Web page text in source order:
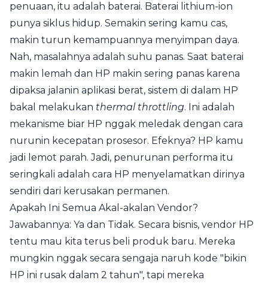
penuaan, itu adalah baterai. Baterai lithium-ion
punya siklus hidup. Semakin sering kamu cas,
makin turun kemampuannya menyimpan daya.
Nah, masalahnya adalah suhu panas. Saat baterai
makin lemah dan HP makin sering panas karena
dipaksa jalanin aplikasi berat, sistem di dalam HP
bakal melakukan thermal throttling. Ini adalah
mekanisme biar HP nggak meledak dengan cara
nurunin kecepatan prosesor. Efeknya? HP kamu
jadi lemot parah. Jadi, penurunan performa itu
seringkali adalah cara HP menyelamatkan dirinya
sendiri dari kerusakan permanen.
Apakah Ini Semua Akal-akalan Vendor?
Jawabannya: Ya dan Tidak. Secara bisnis, vendor HP
tentu mau kita terus beli produk baru. Mereka
mungkin nggak secara sengaja naruh kode "bikin
HP ini rusak dalam 2 tahun", tapi mereka